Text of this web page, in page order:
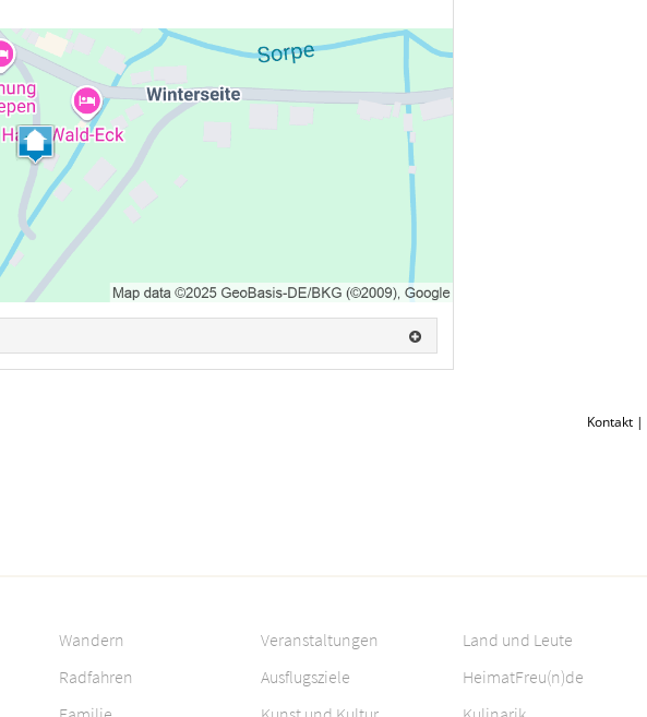
Kontakt |
Wandern
Radfahren
Veranstaltungen
Ausflugsziele
Land und Leute
HeimatFreu(n)de